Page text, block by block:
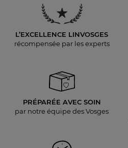
L’EXCELLENCE LINVOSGES
récompensée par les experts
PRÉPARÉE AVEC SOIN
par notre équipe des Vosges